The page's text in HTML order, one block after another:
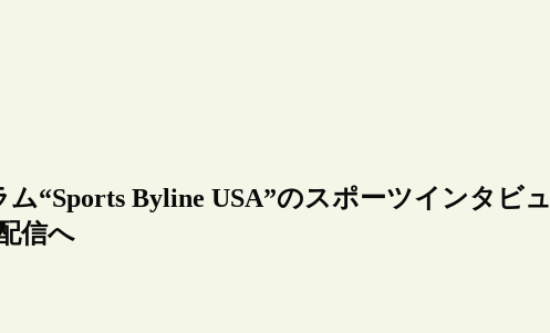
“Sports Byline USA”のスポーツインタビュ
信へ